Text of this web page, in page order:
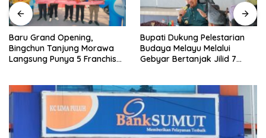
Bupati Dukung Pelestarian
Budaya Melayu Melalui
Gebyar Bertanjak Jilid 7
Sebelumnya Berlantaikan
Tanah Beralaskan Tikar, Kini
Ibu Paijem Nikmati Lantai
0208/Asahan